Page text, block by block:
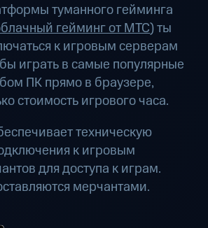
туманного гейминга
гейминг от МТС) ты
к игровым серверам
играть в самые популярные
ПК прямо в браузере,
стоимость игрового часа.
техническую
к игровым
для доступа к играм.
мерчантами.